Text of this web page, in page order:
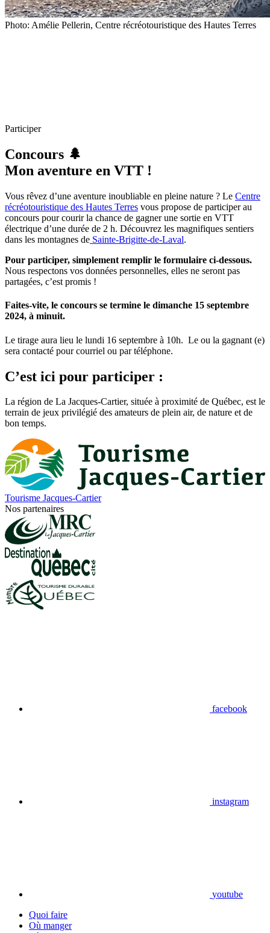
Photo: Amélie Pellerin, Centre récréotouristique des Hautes Terres
Participer
Concours 🌲
Mon aventure en VTT !
Vous rêvez d’une aventure inoubliable en pleine nature ? Le Centre
récréotouristique des Hautes Terres vous propose de participer au
concours pour courir la chance de gagner une sortie en VTT
électrique d’une durée de 2 h. Découvrez les magnifiques sentiers
dans les montagnes de Sainte-Brigitte-de-Laval.
Pour participer, simplement remplir le formulaire ci-dessous.
Nous respectons vos données personnelles, elles ne seront pas
partagées, c’est promis !
Faites-vite, le concours se termine le dimanche 15 septembre
2024, à minuit.
Le tirage aura lieu le lundi 16 septembre à 10h. Le ou la gagnant (e)
sera contacté pour courriel ou par téléphone.
C’est ici pour participer :
La région de La Jacques-Cartier, située à proximité de Québec, est le
terrain de jeux privilégié des amateurs de plein air, de nature et de
bon temps.
Tourisme Jacques-Cartier
Nos partenaires
facebook
instagram
youtube
Quoi faire
Où manger